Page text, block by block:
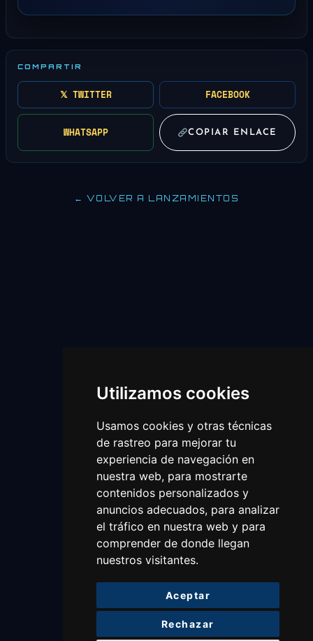
Utilizamos cookies
Usamos cookies y otras técnicas
de rastreo para mejorar tu
experiencia de navegación en
nuestra web, para mostrarte
contenidos personalizados y
anuncios adecuados, para analizar
el tráfico en nuestra web y para
comprender de donde llegan
nuestros visitantes.
Aceptar
Rechazar
COMPARTIR
𝕏 TWITTER FACEBOOK
WHATSAPP COPIAR ENLACE
← VOLVER A LANZAMIENTOS